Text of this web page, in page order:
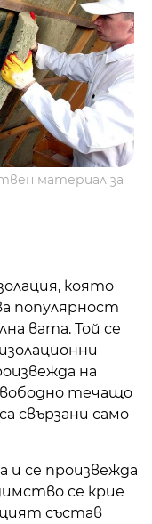
материал за
която
популярност
вата. Той се
на
течащо
свързани само
и се произвежда
се крие
състав